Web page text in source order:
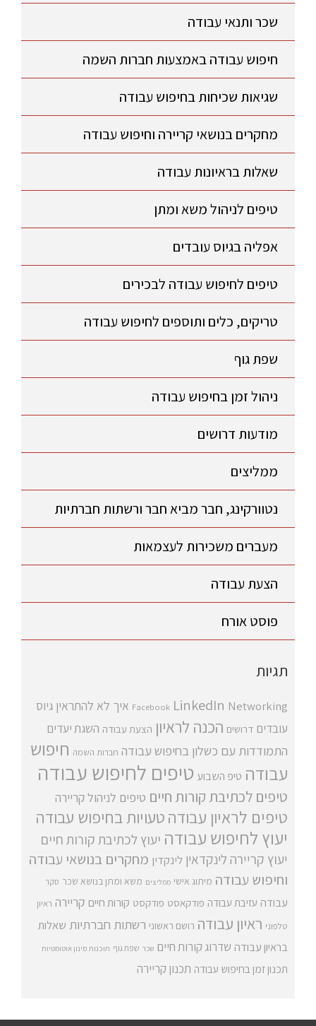
שכר ותנאי עבודה
חיפוש עבודה באמצעות חברות השמה
שגיאות שכיחות בחיפוש עבודה
מחקרים בנושאי קריירה וחיפוש עבודה
שאלות בראיונות עבודה
טיפים לניהול משא ומתן
אפליה בגיוס עובדים
טיפים לחיפוש עבודה לבכירים
טריקים, כלים ותוספים לחיפוש עבודה
שפת גוף
ניהול זמן בחיפוש עבודה
מודעות דרושים
ממליצים
נטוורקינג, חבר מביא חבר ורשתות חברתיות
מעברים משכירות לעצמאות
הצעת עבודה
פוסט אורח
תגיות
Facebook LinkedIn Networking איך לא להתראין גיוס
עובדים דרושים הכנה לראיון הצעת עבודה השגת יעדים
התמודדות עם כשלון בחיפוש עבודה חברות השמה חיפוש
עבודה טיפ השבוע טיפים לחיפוש עבודה
טיפים לכתיבת קורות חיים טיפים לניהול קריירה
טיפים לראיון עבודהטעויות בחיפוש עבודה
יעוץ לחיפוש עבודה יעוץ לכתיבת קורות חיים
יעוץ קריירה לינקדאין לינקדין מחקרים בנושאי עבודה
וחיפוש עבודה מיתוג אישי ממליצים משא ומתן בנושא שכר סקר
עבודה עזיבת עבודה פודקאסט פודקסט קורות חיים קריירה ראיון
טלפוני ראיון עבודה רושם ראשוני רשתות חברתיות שאלות
בראיון עבודה שדרוג קורות חיים שכר שפת גוף תוכנות סינון אוטומטיות
תכנון זמן בחיפוש עבודה תכנון קריירה